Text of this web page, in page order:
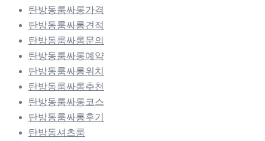
탄방동룸싸롱가격
탄방동룸싸롱견적
탄방동룸싸롱문의
탄방동룸싸롱예약
탄방동룸싸롱위치
탄방동룸싸롱추천
탄방동룸싸롱코스
탄방동룸싸롱후기
탄방동셔츠룸